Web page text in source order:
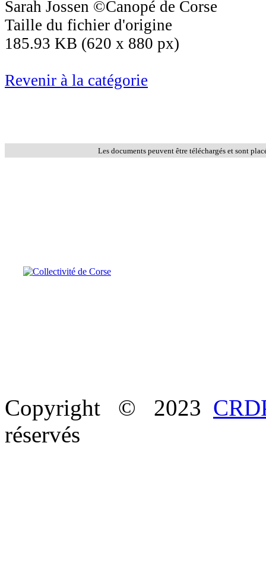
Sarah Jossen ©Canopé de Corse
Taille du fichier d'origine
185.93 KB (620 x 880 px)
Revenir à la catégorie
Les documents peuvent être téléchargés et sont
Copyright © 2023
réservés